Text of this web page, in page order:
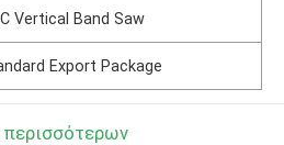
Vertical Band Saw
Export Package
περισσότερων